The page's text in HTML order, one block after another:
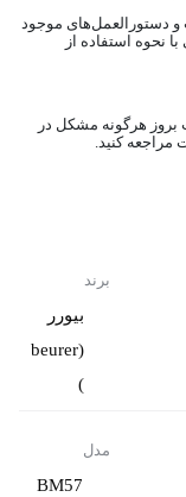
و دستورالعمل‌های موجود
نحوه استفاده از
بروز هرگونه مشکل در
مراجعه کنید.
برند
بیورر
(beurer
)
مدل
BM57